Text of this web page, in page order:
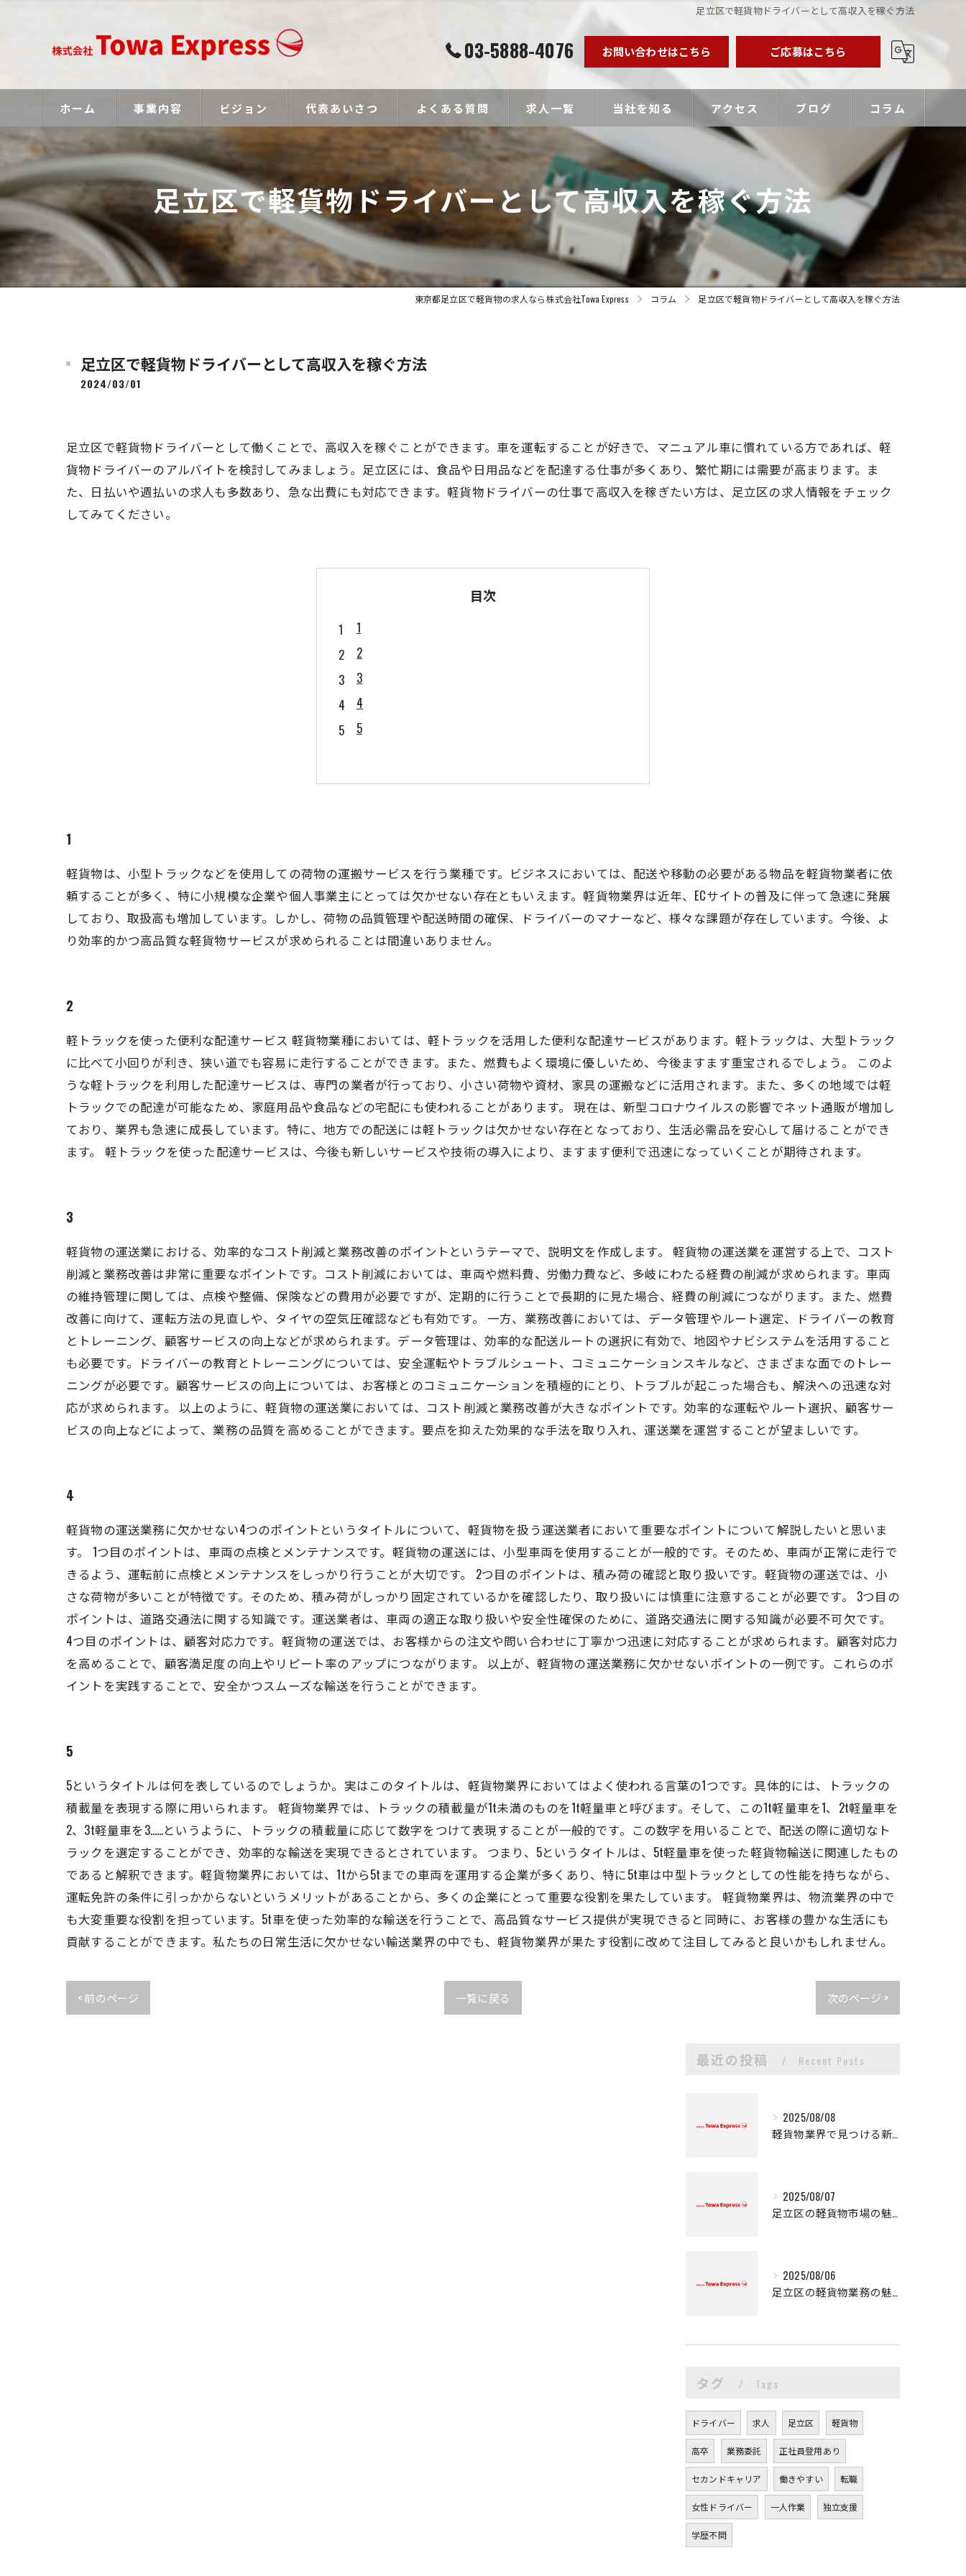
足立区で軽貨物ドライバーとして高収入を稼ぐ方法
03-5888-4076 お問い合わせはこちら ご応募はこちら
ホーム 事業内容 ビジョン 代表あいさつ よくある質問 求人一覧 当社を知る
個人事業主
ドライバー
未経験
経験者優遇
高収入
アクセス ブログ コラム
足立区で軽貨物ドライバーとして高収入を稼ぐ方法
東京都足立区で軽貨物の求人なら株式会社Towa Express コラム 足立区で軽貨物ドライバーとして高収入を稼ぐ方法
足立区で軽貨物ドライバーとして高収入を稼ぐ方法
2024/03/01
足立区で軽貨物ドライバーとして働くことで、高収入を稼ぐことができます。車を運転することが好きで、マニュアル車に慣れている方であれば、軽
貨物ドライバーのアルバイトを検討してみましょう。足立区には、食品や日用品などを配達する仕事が多くあり、繁忙期には需要が高まります。ま
た、日払いや週払いの求人も多数あり、急な出費にも対応できます。軽貨物ドライバーの仕事で高収入を稼ぎたい方は、足立区の求人情報をチェック
してみてください。
目次
1
2
3
4
5
1
軽貨物は、小型トラックなどを使用しての荷物の運搬サービスを行う業種です。ビジネスにおいては、配送や移動の必要がある物品を軽貨物業者に依
頼することが多く、特に小規模な企業や個人事業主にとっては欠かせない存在ともいえます。軽貨物業界は近年、ECサイトの普及に伴って急速に発展
しており、取扱高も増加しています。しかし、荷物の品質管理や配送時間の確保、ドライバーのマナーなど、様々な課題が存在しています。今後、よ
り効率的かつ高品質な軽貨物サービスが求められることは間違いありません。
2
軽トラックを使った便利な配達サービス 軽貨物業種においては、軽トラックを活用した便利な配達サービスがあります。軽トラックは、大型トラック
に比べて小回りが利き、狭い道でも容易に走行することができます。また、燃費もよく環境に優しいため、今後ますます重宝されるでしょう。 このよ
うな軽トラックを利用した配達サービスは、専門の業者が行っており、小さい荷物や資材、家具の運搬などに活用されます。また、多くの地域では軽
トラックでの配達が可能なため、家庭用品や食品などの宅配にも使われることがあります。 現在は、新型コロナウイルスの影響でネット通販が増加し
ており、業界も急速に成長しています。特に、地方での配送には軽トラックは欠かせない存在となっており、生活必需品を安心して届けることができ
ます。 軽トラックを使った配達サービスは、今後も新しいサービスや技術の導入により、ますます便利で迅速になっていくことが期待されます。
3
軽貨物の運送業における、効率的なコスト削減と業務改善のポイントというテーマで、説明文を作成します。 軽貨物の運送業を運営する上で、コスト
削減と業務改善は非常に重要なポイントです。コスト削減においては、車両や燃料費、労働力費など、多岐にわたる経費の削減が求められます。車両
の維持管理に関しては、点検や整備、保険などの費用が必要ですが、定期的に行うことで長期的に見た場合、経費の削減につながります。また、燃費
改善に向けて、運転方法の見直しや、タイヤの空気圧確認なども有効です。 一方、業務改善においては、データ管理やルート選定、ドライバーの教育
とトレーニング、顧客サービスの向上などが求められます。データ管理は、効率的な配送ルートの選択に有効で、地図やナビシステムを活用すること
も必要です。ドライバーの教育とトレーニングについては、安全運転やトラブルシュート、コミュニケーションスキルなど、さまざまな面でのトレー
ニングが必要です。顧客サービスの向上については、お客様とのコミュニケーションを積極的にとり、トラブルが起こった場合も、解決への迅速な対
応が求められます。 以上のように、軽貨物の運送業においては、コスト削減と業務改善が大きなポイントです。効率的な運転やルート選択、顧客サー
ビスの向上などによって、業務の品質を高めることができます。要点を抑えた効果的な手法を取り入れ、運送業を運営することが望ましいです。
4
軽貨物の運送業務に欠かせない4つのポイントというタイトルについて、軽貨物を扱う運送業者において重要なポイントについて解説したいと思いま
す。 1つ目のポイントは、車両の点検とメンテナンスです。軽貨物の運送には、小型車両を使用することが一般的です。そのため、車両が正常に走行で
きるよう、運転前に点検とメンテナンスをしっかり行うことが大切です。 2つ目のポイントは、積み荷の確認と取り扱いです。軽貨物の運送では、小
さな荷物が多いことが特徴です。そのため、積み荷がしっかり固定されているかを確認したり、取り扱いには慎重に注意することが必要です。 3つ目の
ポイントは、道路交通法に関する知識です。運送業者は、車両の適正な取り扱いや安全性確保のために、道路交通法に関する知識が必要不可欠です。
4つ目のポイントは、顧客対応力です。軽貨物の運送では、お客様からの注文や問い合わせに丁寧かつ迅速に対応することが求められます。顧客対応力
を高めることで、顧客満足度の向上やリピート率のアップにつながります。 以上が、軽貨物の運送業務に欠かせないポイントの一例です。これらのポ
イントを実践することで、安全かつスムーズな輸送を行うことができます。
5
5というタイトルは何を表しているのでしょうか。実はこのタイトルは、軽貨物業界においてはよく使われる言葉の1つです。具体的には、トラックの
積載量を表現する際に用いられます。 軽貨物業界では、トラックの積載量が1t未満のものを1t軽量車と呼びます。そして、この1t軽量車を1、2t軽量車を
2、3t軽量車を3……というように、トラックの積載量に応じて数字をつけて表現することが一般的です。この数字を用いることで、配送の際に適切なト
ラックを選定することができ、効率的な輸送を実現できるとされています。 つまり、5というタイトルは、5t軽量車を使った軽貨物輸送に関連したもの
であると解釈できます。軽貨物業界においては、1tから5tまでの車両を運用する企業が多くあり、特に5t車は中型トラックとしての性能を持ちながら、
運転免許の条件に引っかからないというメリットがあることから、多くの企業にとって重要な役割を果たしています。 軽貨物業界は、物流業界の中で
も大変重要な役割を担っています。5t車を使った効率的な輸送を行うことで、高品質なサービス提供が実現できると同時に、お客様の豊かな生活にも
貢献することができます。私たちの日常生活に欠かせない輸送業界の中でも、軽貨物業界が果たす役割に改めて注目してみると良いかもしれません。
< 前のページ 一覧に戻る 次のページ >
最近の投稿 Recent Posts
2025/08/08
軽貨物業界で見つける新たなキャリアの可能性
2025/08/07
足立区の軽貨物市場の魅力
2025/08/06
足立区の軽貨物業務の魅力
タグ Tags
ドライバー 求人 足立区 軽貨物
高卒 業務委託 正社員登用あり
セカンドキャリア 働きやすい 転職
女性ドライバー 一人作業 独立支援
学歴不問